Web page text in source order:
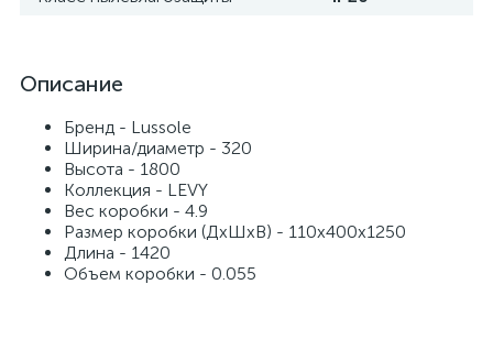
Описание
Бренд - Lussole
Ширина/диаметр - 320
Высота - 1800
Коллекция - LEVY
Вес коробки - 4.9
Размер коробки (ДхШхВ) - 110х400х1250
Длина - 1420
Объем коробки - 0.055